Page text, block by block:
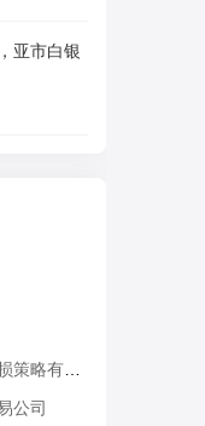
亚市白银
有哪些？
公司